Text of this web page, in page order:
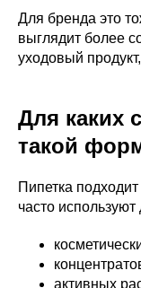
Для бренда это
выглядит более
уходовый
Для каких
такой
Пипетка
часто используют
активных